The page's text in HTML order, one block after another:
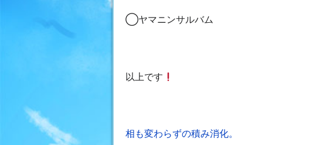
◯ヤマニンサルバム
以上です
投
相も変わらずの積み消化。